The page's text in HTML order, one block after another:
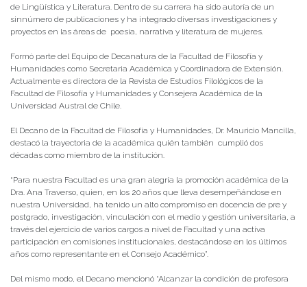
de Lingüística y Literatura. Dentro de su carrera ha sido autoría de un
sinnúmero de publicaciones y ha integrado diversas investigaciones y
proyectos en las áreas de poesía, narrativa y literatura de mujeres.
Formó parte del Equipo de Decanatura de la Facultad de Filosofía y
Humanidades como Secretaria Académica y Coordinadora de Extensión.
Actualmente es directora de la Revista de Estudios Filológicos de la
Facultad de Filosofía y Humanidades y Consejera Académica de la
Universidad Austral de Chile.
El Decano de la Facultad de Filosofía y Humanidades, Dr. Mauricio Mancilla,
destacó la trayectoria de la académica quién también cumplió dos
décadas como miembro de la institución.
“Para nuestra Facultad es una gran alegría la promoción académica de la
Dra. Ana Traverso, quien, en los 20 años que lleva desempeñándose en
nuestra Universidad, ha tenido un alto compromiso en docencia de pre y
postgrado, investigación, vinculación con el medio y gestión universitaria, a
través del ejercicio de varios cargos a nivel de Facultad y una activa
participación en comisiones institucionales, destacándose en los últimos
años como representante en el Consejo Académico”.
Del mismo modo, el Decano mencionó “Alcanzar la condición de profesora